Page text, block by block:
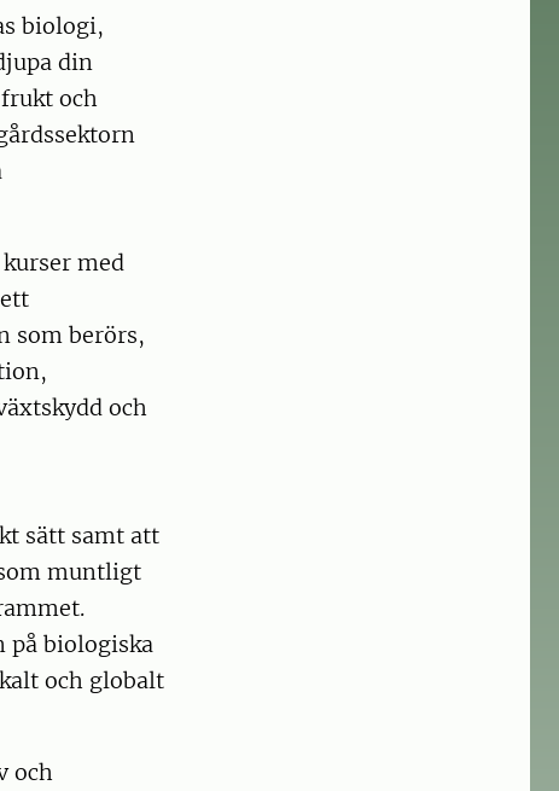
biologi,
din
och
med
som berörs,
och
sätt samt att
muntligt
på biologiska
och globalt
och